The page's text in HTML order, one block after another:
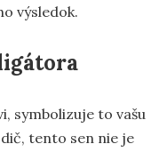
výsledok.
symbolizuje to vašu
tento sen nie je